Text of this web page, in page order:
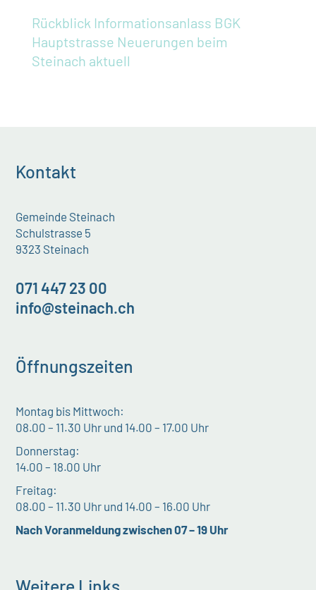
Rückblick Informationsanlass BGK
Hauptstrasse Neuerungen beim
Steinach aktuell
Kontakt
Gemeinde Steinach
Schulstrasse 5
9323 Steinach
071 447 23 00
info@steinach.ch
Öffnungszeiten
Montag bis Mittwoch:
08.00 – 11.30 Uhr und 14.00 – 17.00 Uhr
Donnerstag:
14.00 – 18.00 Uhr
Freitag:
08.00 – 11.30 Uhr und 14.00 – 16.00 Uhr
Nach Voranmeldung zwischen 07 – 19 Uhr
Weitere Links